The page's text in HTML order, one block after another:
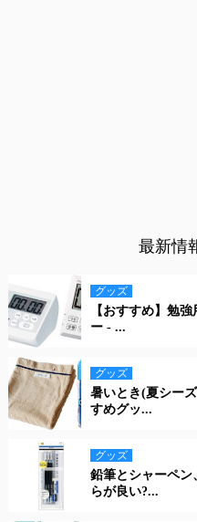
最新情
グッズ
【おすすめ】勉
ー - ...
グッズ
暑いとき(夏シー
すめグッ...
グッズ
鉛筆とシャーペン
らが良い?...